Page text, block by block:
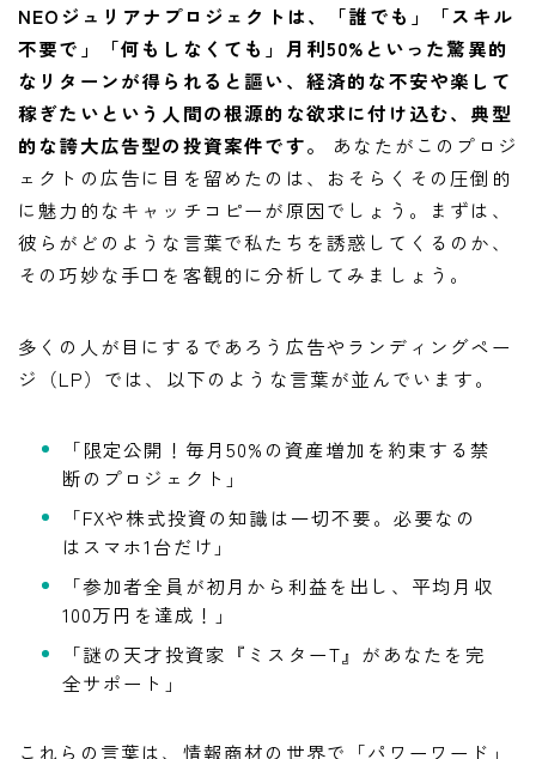
NEOジュリアナプロジェクトは、「誰でも」「スキル
不要で」「何もしなくても」月利50%といった驚異的
なリターンが得られると謳い、経済的な不安や楽して
稼ぎたいという人間の根源的な欲求に付け込む、典型
的な誇大広告型の投資案件です。
あなたがこのプロジ
ェクトの広告に目を留めたのは、おそらくその圧倒的
に魅力的なキャッチコピーが原因でしょう。まずは、
彼らがどのような言葉で私たちを誘惑してくるのか、
その巧妙な手口を客観的に分析してみましょう。
多くの人が目にするであろう広告やランディングペー
ジ（LP）では、以下のような言葉が並んでいます。
「限定公開！毎月50%の資産増加を約束する禁
断のプロジェクト」
「FXや株式投資の知識は一切不要。必要なの
はスマホ1台だけ」
「参加者全員が初月から利益を出し、平均月収
100万円を達成！」
「謎の天才投資家『ミスターT』があなたを完
全サポート」
これらの言葉は、情報商材の世界で「パワーワード」